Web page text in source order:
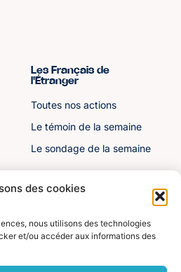
des cookies
nous utilisons des technologies
et/ou accéder aux informations des
Les Français de
l'Étranger
Toutes nos actions
Le témoin de la semaine
Le sondage de la semaine
Divers
personnelles